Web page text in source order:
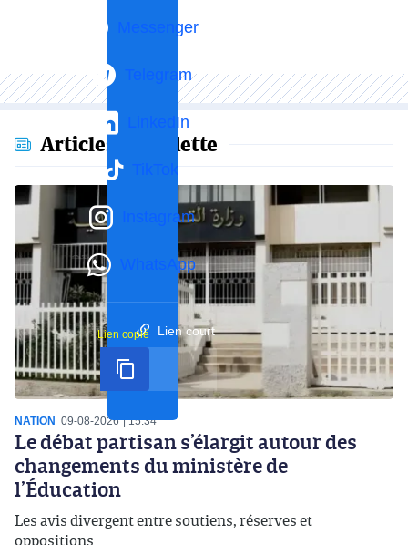
Messenger
Telegram
LinkedIn
TikTok
Instagram
WhatsApp
Lien court
Lien copié
Articles en vedette
NATION 09-08-2026 15:34
Le débat partisan s’élargit autour des
changements du ministère de
l’Éducation
Les avis divergent entre soutiens, réserves et
oppositions